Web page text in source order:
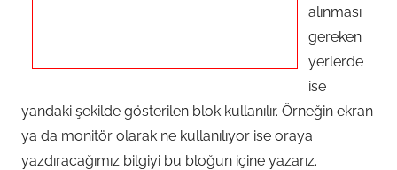
alınması
gereken
yerlerde
ise
yandaki şekilde gösterilen blok kullanılır. Örneğin ekran
ya da monitör olarak ne kullanılıyor ise oraya
yazdıracağımız bilgiyi bu bloğun içine yazarız.